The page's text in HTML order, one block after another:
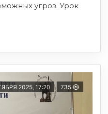
угроз. Урок
2025, 17:20 735